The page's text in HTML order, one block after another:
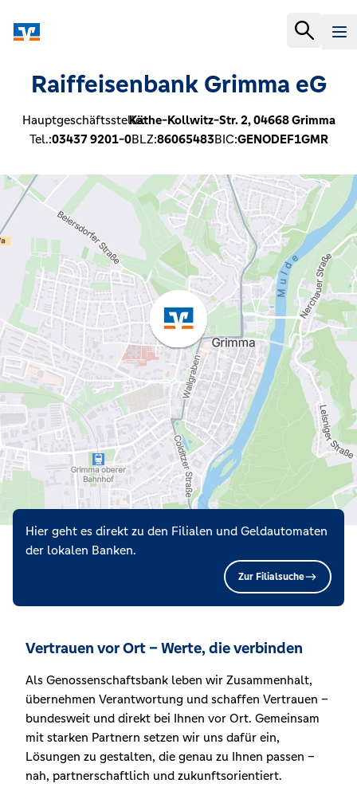
Raiffeisenbank Grimma eG
Hauptgeschäftsstelle:Käthe-Kollwitz-Str. 2,04668Grimma
Tel.:03437 9201-0BLZ:86065483BIC:GENODEF1GMR
Hier geht es direkt zu den Filialen und Geldautomaten
der lokalen Banken.
Zur Filialsuche
Vertrauen vor Ort – Werte, die verbinden
Als Genossenschaftsbank leben wir Zusammenhalt,
übernehmen Verantwortung und schaffen Vertrauen –
bundesweit und direkt bei Ihnen vor Ort. Gemeinsam
mit starken Partnern setzen wir uns dafür ein,
Lösungen zu gestalten, die genau zu Ihnen passen –
nah, partnerschaftlich und zukunftsorientiert.